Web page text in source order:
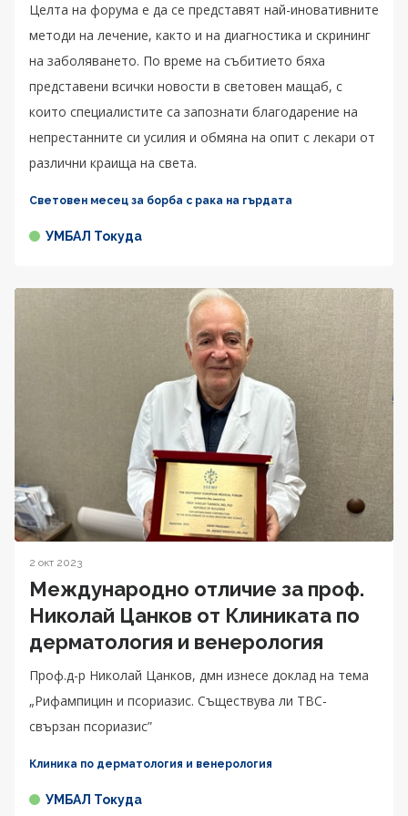
Целта на форума е да се представят най-иновативните
методи на лечение, както и на диагностика и скрининг
на заболяването. По време на събитието бяха
представени всички новости в световен мащаб, с
които специалистите са запознати благодарение на
непрестанните си усилия и обмяна на опит с лекари от
различни краища на света.
Световен месец за борба с рака на гърдата
УМБАЛ Токуда
2 окт 2023
Международно отличие за проф.
Николай Цанков от Клиниката по
дерматология и венерология
Проф.д-р Николай Цанков, дмн изнесе доклад на тема
„Рифампицин и псориазис. Съществува ли ТВС-
свързан псориазис”
Клиника по дерматология и венерология
УМБАЛ Токуда